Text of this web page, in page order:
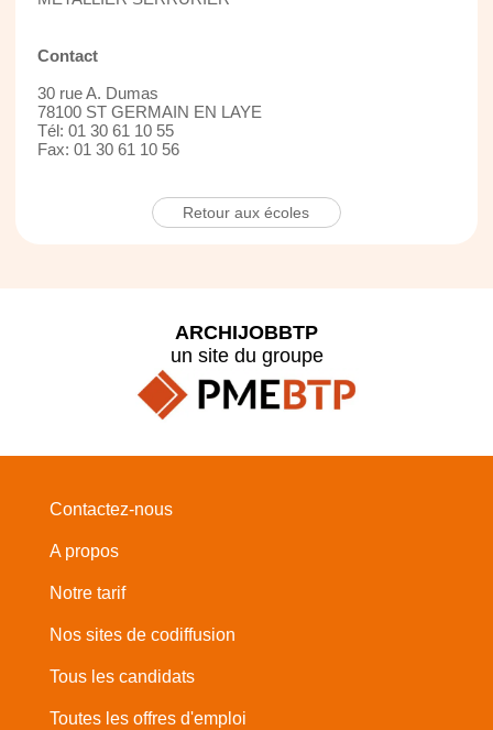
Contact
30 rue A. Dumas
78100 ST GERMAIN EN LAYE
Tél: 01 30 61 10 55
Fax: 01 30 61 10 56
Retour aux écoles
ARCHIJOBBTP
un site du groupe
Contactez-nous
A propos
Notre tarif
Nos sites de codiffusion
Tous les candidats
Toutes les offres d'emploi